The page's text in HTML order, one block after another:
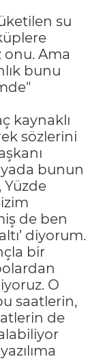
su
Ama
bunu
kaynaklı
sözlerini
bunun
Yüzde
de ben
diyorum.
bir
O
saatlerin,
de